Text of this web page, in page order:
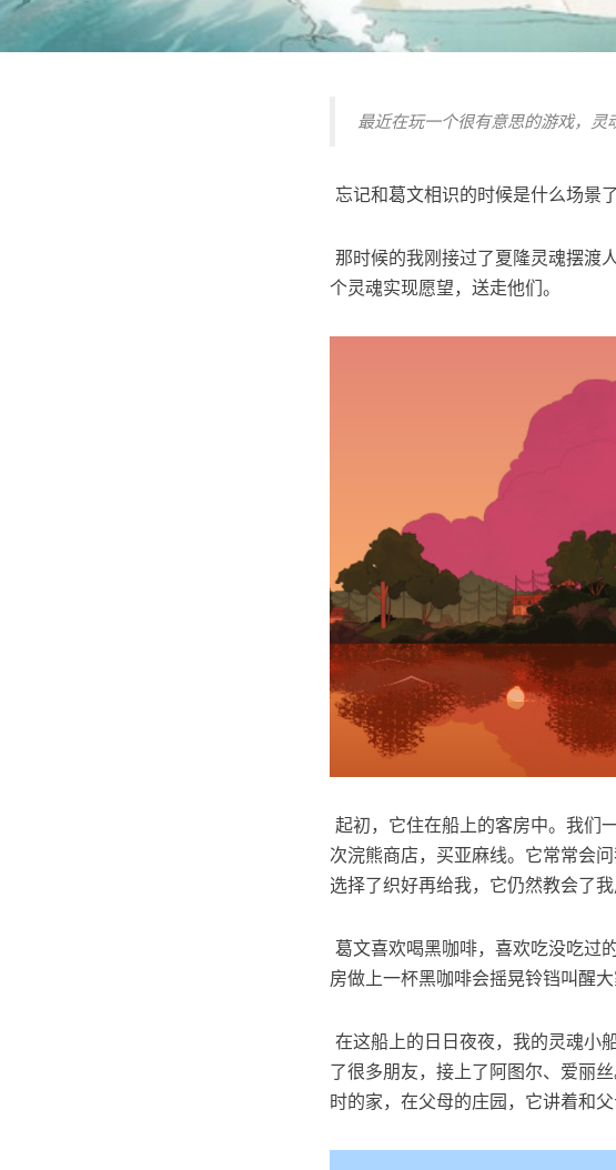
最近在玩一个很有意思的游戏，灵
忘记和葛文相识的时候是什么场景
那时候的我刚接过了夏隆灵魂摆渡
个灵魂实现愿望，送走他们。
起初，它住在船上的客房中。我们
次浣熊商店，买亚麻线。它常常会
选择了织好再给我，它仍然教会了我
葛文喜欢喝黑咖啡，喜欢吃没吃过
房做上一杯黑咖啡会摇晃铃铛叫醒
在这船上的日日夜夜，我的灵魂小
了很多朋友，接上了阿图尔、爱丽
时的家，在父母的庄园，它讲着和父